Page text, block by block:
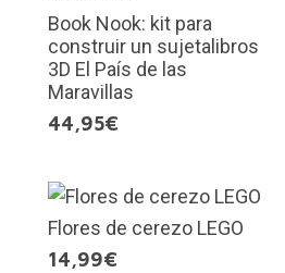
Book Nook: kit para
construir un sujetalibros
3D El País de las
Maravillas
44,95€
Flores de cerezo LEGO
14,99€